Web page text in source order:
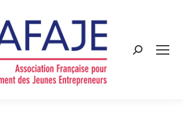
Search: